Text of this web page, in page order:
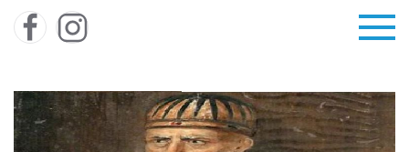
Skip to main content